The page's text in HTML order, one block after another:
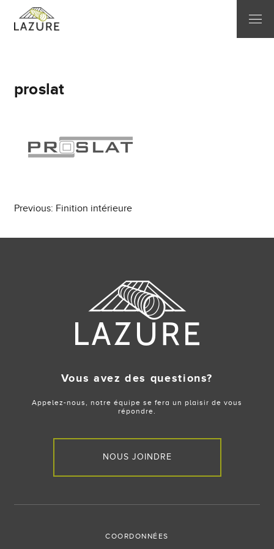
proslat
Post
navigation
Previous: Finition intérieure
Vous avez des questions?
Appelez-nous, notre équipe se fera un plaisir de vous
répondre.
NOUS JOINDRE
COORDONNÉES